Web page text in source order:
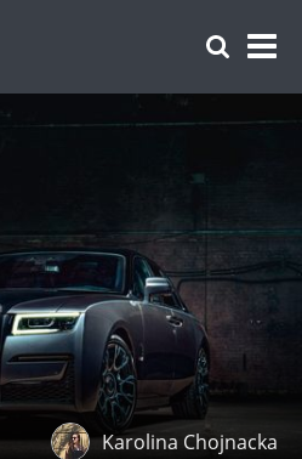
Karolina Chojnacka